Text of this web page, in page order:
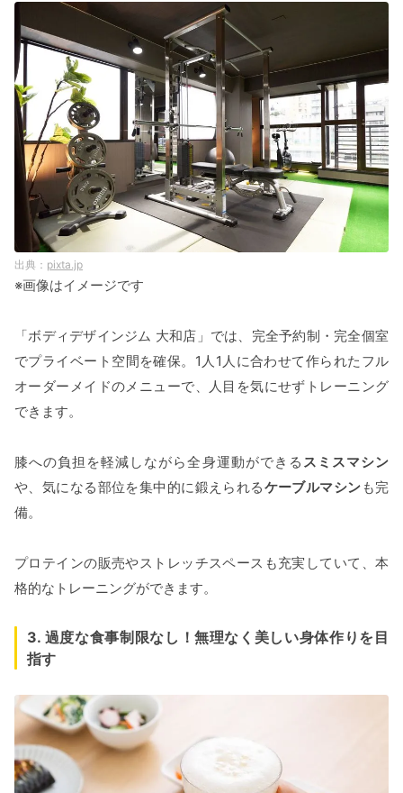
pixta.jp
※画像はイメージです
「ボディデザインジム 大和店」では、完全予約制・完全個室
でプライベート空間を確保。1人1人に合わせて作られたフル
オーダーメイドのメニューで、人目を気にせずトレーニング
できます。
膝への負担を軽減しながら全身運動ができる スミスマシン
や、気になる部位を集中的に鍛えられるケーブルマシン も完
備。
プロテインの販売やストレッチスペースも充実していて、本
格的なトレーニングができます。
3. 過度な食事制限なし！無理なく美しい身体作りを目
指す